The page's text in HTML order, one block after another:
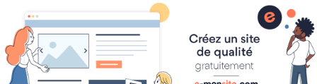
Comité des fêtes de CHEUX
Vidéos